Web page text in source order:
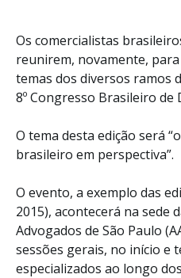
Os comercialistas
reunirem, novamente,
temas dos diversos ramos
8º Congresso Brasileiro de
O tema desta edição será
brasileiro em perspectiva”.
O evento, a exemplo das
2015), acontecerá na sede
Advogados de São Paulo
sessões gerais, no início e
especializados ao longo